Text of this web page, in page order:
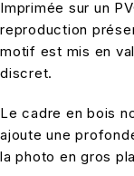
Imprimée sur un
reproduction
motif est mis en
discret.
Le cadre en bois
ajoute une
la photo en gros